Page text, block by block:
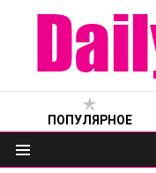
ПОПУЛЯРНОЕ
Меню